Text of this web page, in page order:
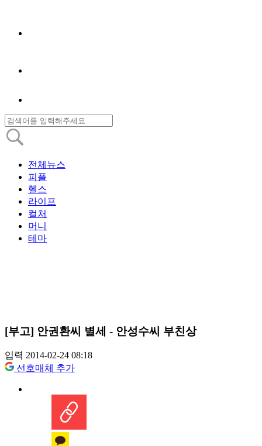
전체뉴스
피플
헬스
라이프
컬처
머니
테마
[부고] 안권환씨 별세 - 안성수씨 부친상
입력 2014-02-24 08:18
선호매체 추가